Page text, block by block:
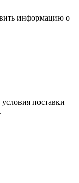
информацию о
поставки
.